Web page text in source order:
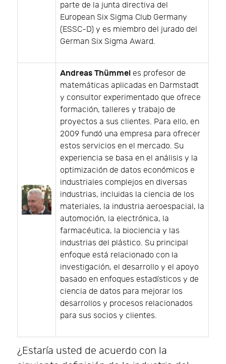
parte de la junta directiva del
European Six Sigma Club Germany
(ESSC-D) y es miembro del jurado del
German Six Sigma Award.
Andreas Thümmel es profesor de
matemáticas aplicadas en Darmstadt
y consultor experimentado que ofrece
formación, talleres y trabajo de
proyectos a sus clientes. Para ello, en
2009 fundó una empresa para ofrecer
estos servicios en el mercado. Su
experiencia se basa en el análisis y la
optimización de datos económicos e
industriales complejos en diversas
industrias, incluidas la ciencia de los
materiales, la industria aeroespacial, la
automoción, la electrónica, la
farmacéutica, la biociencia y las
industrias del plástico. Su principal
enfoque está relacionado con la
investigación, el desarrollo y el apoyo
basado en enfoques estadísticos y de
ciencia de datos para mejorar los
desarrollos y procesos relacionados
para sus socios y clientes.
¿Estaría usted de acuerdo con la